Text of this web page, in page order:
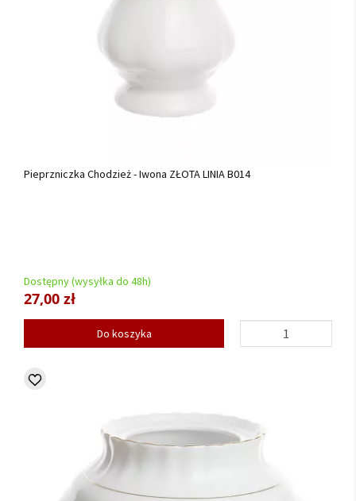
Pieprzniczka Chodzież - Iwona ZŁOTA LINIA B014
Dostępny (wysyłka do 48h)
27,00 zł
Do koszyka